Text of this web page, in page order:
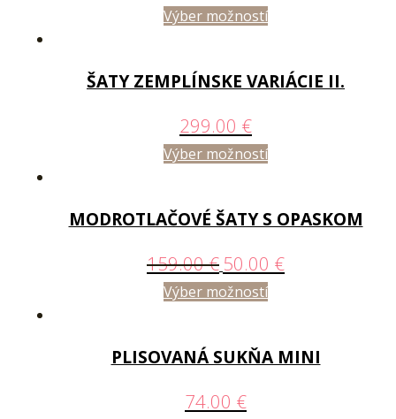
Výber možností
ŠATY ZEMPLÍNSKE VARIÁCIE II.
299.00 €
Výber možností
MODROTLAČOVÉ ŠATY S OPASKOM
159.00€ 50.00 €
Výber možností
PLISOVANÁ SUKŇA MINI
74.00 €